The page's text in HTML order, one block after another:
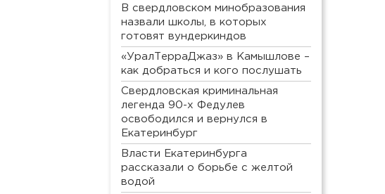
В свердловском минобразования
назвали школы, в которых
готовят вундеркиндов
«УралТерраДжаз» в Камышлове –
как добраться и кого послушать
Свердловская криминальная
легенда 90-х Федулев
освободился и вернулся в
Екатеринбург
Власти Екатеринбурга
рассказали о борьбе с желтой
водой